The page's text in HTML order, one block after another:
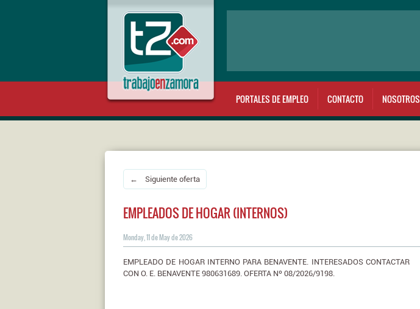
PORTALES DE EMPLEO CONTACTO NOSOTROS
← Siguiente oferta
EMPLEADOS DE HOGAR (INTERNOS)
Monday, 11 de May de 2026
EMPLEADO DE HOGAR INTERNO PARA BENAVENTE. INTERESADOS CONTACTAR
CON O. E. BENAVENTE 980631689. OFERTA Nº 08/2026/9198.